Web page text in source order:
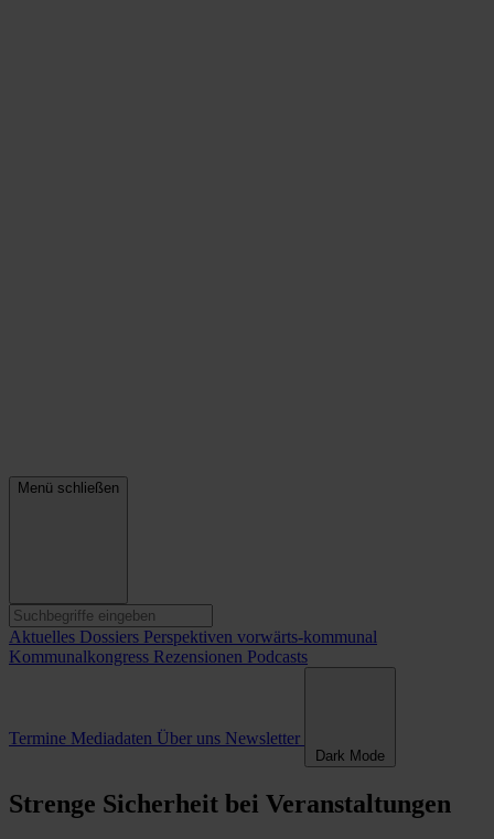
Menü schließen
Aktuelles Dossiers Perspektiven vorwärts-kommunal
Kommunalkongress Rezensionen Podcasts
Termine Mediadaten Über uns Newsletter
Dark Mode
Strenge Sicherheit bei Veranstaltungen